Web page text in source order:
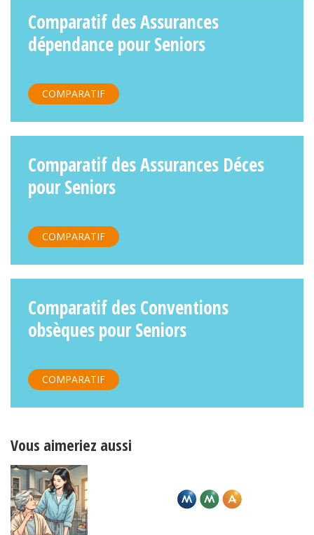
Comparatif des Assurances
dépendance pour Seniors
COMPARATIF
Comparatif des Assurances Déces
pour Seniors
COMPARATIF
Comparatif des Conventions
obsèques pour Seniors
COMPARATIF
Vous aimeriez aussi